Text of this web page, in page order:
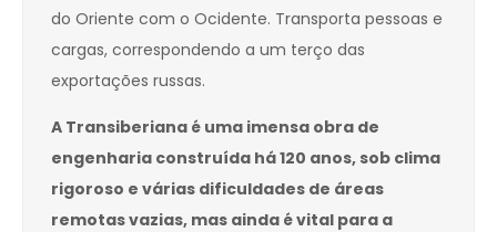
do Oriente com o Ocidente. Transporta pessoas e
cargas, correspondendo a um terço das
exportações russas.
A Transiberiana é uma imensa obra de
engenharia construída há 120 anos, sob clima
rigoroso e várias dificuldades de áreas
remotas vazias, mas ainda é vital para a